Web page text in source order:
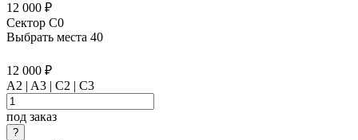
12 000 ₽
Сектор C0
Выбрать места 40
12 000 ₽
A2 | A3 | C2 | C3
под заказ